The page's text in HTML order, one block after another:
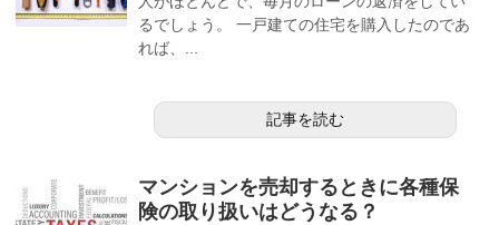
るでしょう。 一戸建ての住宅を購入したのであ
れば、...
記事を読む
マンションを売却するときに各種保
険の取り扱いはどうなる？